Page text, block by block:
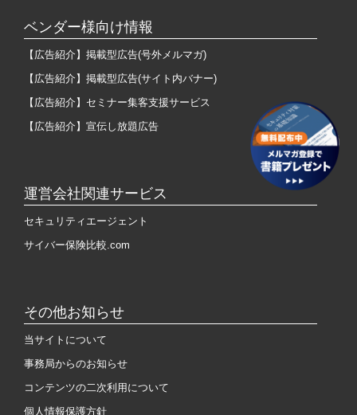
ベンダー様向け情報
【広告紹介】掲載型広告(号外メルマガ)
【広告紹介】掲載型広告(サイト内バナー)
【広告紹介】セミナー集客支援サービス
【広告紹介】宣伝し放題広告
運営会社関連サービス
セキュリティエージェント
サイバー保険比較.com
その他お知らせ
当サイトについて
事務局からのお知らせ
コンテンツの二次利用について
個人情報保護方針